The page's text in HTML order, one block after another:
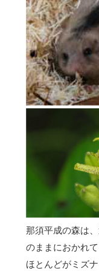
那須平成の森は
のままにおかれ
ほとんどがミズ